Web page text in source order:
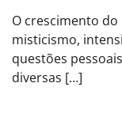
O crescimento
misticismo,
questões
diversas […]